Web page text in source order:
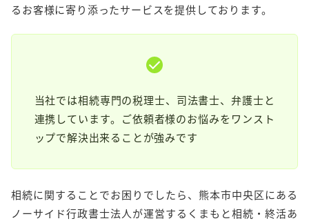
るお客様に寄り添ったサービスを提供しております。
当社では相続専門の税理士、司法書士、弁護士と
連携しています。ご依頼者様のお悩みをワンスト
ップで解決出来ることが強みです
相続に関することでお困りでしたら、熊本市中央区にある
ノーサイド行政書士法人が運営するくまもと相続・終活あ